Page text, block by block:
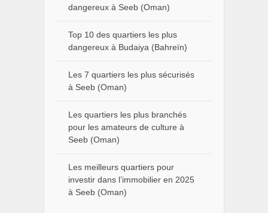
dangereux à Seeb (Oman)
Top 10 des quartiers les plus
dangereux à Budaiya (Bahreïn)
Les 7 quartiers les plus sécurisés
à Seeb (Oman)
Les quartiers les plus branchés
pour les amateurs de culture à
Seeb (Oman)
Les meilleurs quartiers pour
investir dans l’immobilier en 2025
à Seeb (Oman)